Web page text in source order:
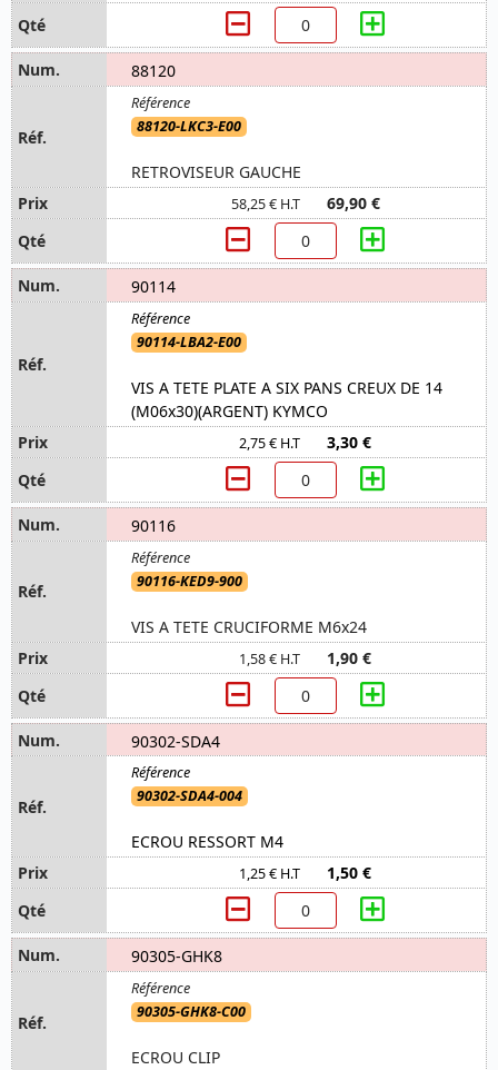
88120
88120-LKC3-E00
RETROVISEUR GAUCHE
58,25 € H.T 69,90 €
90114
90114-LBA2-E00
VIS A TETE PLATE A SIX PANS CREUX DE 14
(M06x30)(ARGENT) KYMCO
2,75 € H.T 3,30 €
90116
90116-KED9-900
VIS A TETE CRUCIFORME M6x24
1,58 € H.T 1,90 €
90302-SDA4
90302-SDA4-004
ECROU RESSORT M4
1,25 € H.T 1,50 €
90305-GHK8
90305-GHK8-C00
ECROU CLIP